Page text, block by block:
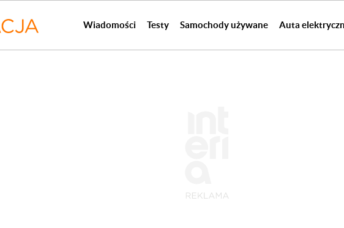
Wiadomości Testy Samochody używane Auta